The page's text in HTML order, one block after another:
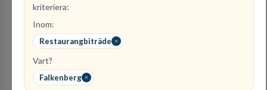
kriteriera:
Inom:
Restaurangbiträde
Vart?
Falkenberg
personbilar på den dåvarande
huvudanläggningen i Värnamo. Sedan dess har
man expanderat kraftigt genom ett antal
förvärv i närliggande distrikt.Idag är bolaget
den största privata återförsäljaren av Volvo
Lastvagnar och finns representerade på 20
orter i södra Sverige.
Besök profil